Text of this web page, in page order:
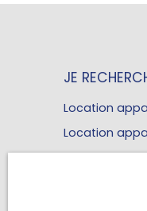
JE
Location
Location
Location